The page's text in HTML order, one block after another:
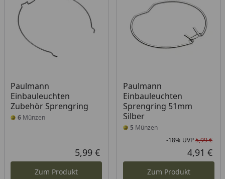
Paulmann
Einbauleuchten
Zubehör Sprengring
6 Münzen
Aktueller Preis
5,99 €
Zum Produkt
Paulmann
Einbauleuchten
Sprengring 51mm
Silber
5 Münzen
-18% UVP5,99 €
4,91 €
Zum Produkt